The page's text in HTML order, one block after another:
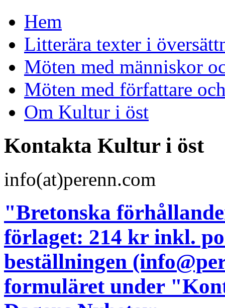
Hem
Litterära texter i
Möten med människor
Möten med författare
Om Kultur i öst
Kontakta Kultur i öst
info(at)perenn.com
"Bretonska
förlaget: 214 kr inkl.
beställningen
formuläret under